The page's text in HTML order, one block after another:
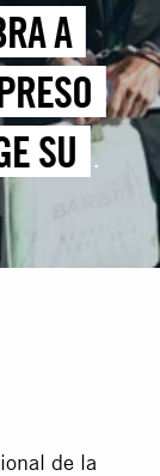
A
SU
de la